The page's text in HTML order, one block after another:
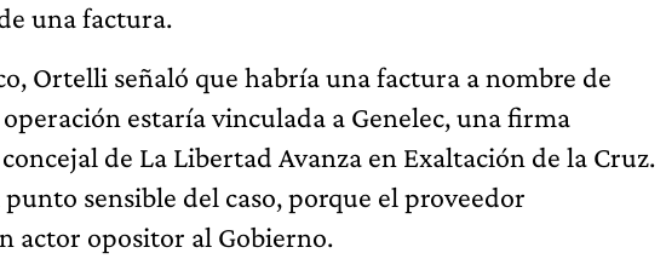
una factura.
Ortelli señaló que habría una factura a nombre de
estaría vinculada a Genelec, una firma
de La Libertad Avanza en Exaltación de la Cruz.
sensible del caso, porque el proveedor
actor opositor al Gobierno.